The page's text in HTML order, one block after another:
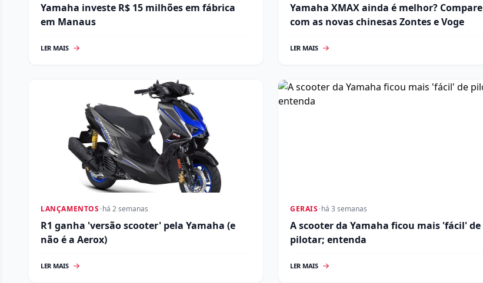
Yamaha investe R$ 15 milhões em fábrica
em Manaus
LER MAIS
Yamaha XMAX ainda é melhor? Compare
com as novas chinesas Zontes e Voge
LER MAIS
LANÇAMENTOS•há 2 semanas
R1 ganha 'versão scooter' pela Yamaha (e
não é a Aerox)
LER MAIS
GERAIS•há 3 semanas
A scooter da Yamaha ficou mais 'fácil' de
pilotar; entenda
LER MAIS